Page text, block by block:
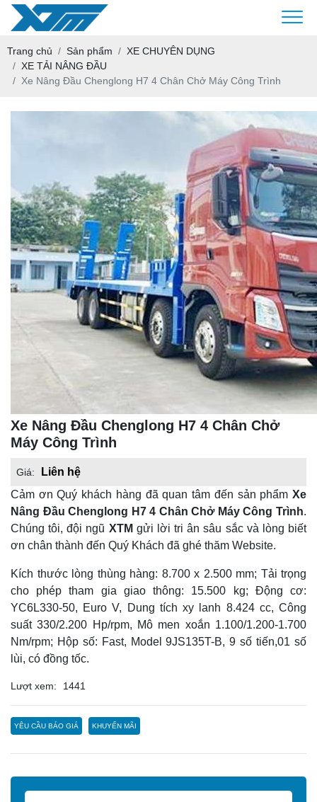
Trang chủ Sản phẩm
XE CHUYÊN DỤNG
XE TẢI NÂNG ĐẦU
Xe Nâng Đầu Chenglong H7 4 Chân Chở Máy Công Trình
Xe Nâng Đầu Chenglong H7 4 Chân Chở
Máy Công Trình
Giá:
Liên hệ
Cảm ơn Quý khách hàng đã quan tâm đến sản phẩm Xe
Nâng Đầu Chenglong H7 4 Chân Chở Máy Công Trình.
Chúng tôi, đội ngũ XTM gửi lời tri ân sâu sắc và lòng biết
ơn chân thành đến Quý Khách đã ghé thăm Website.
Kích thước lòng thùng hàng: 8.700 x 2.500 mm; Tải trọng
cho phép tham gia giao thông: 15.500 kg; Động cơ:
YC6L330-50, Euro V, Dung tích xy lanh 8.424 cc, Công
suất 330/2.200 Hp/rpm, Mô men xoắn 1.100/1.200-1.700
Nm/rpm; Hộp số: Fast, Model 9JS135T-B, 9 số tiến,01 số
lùi, có đồng tốc.
Lượt xem: 1441
YÊU CẦU BÁO GIÁ KHUYẾN MÃI